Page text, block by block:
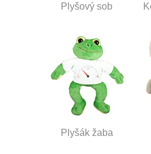
Plyšový sob
Plyšák žaba